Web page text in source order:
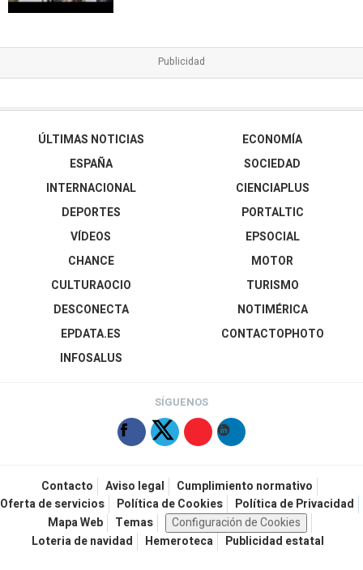
ÚLTIMAS NOTICIAS
ESPAÑA
INTERNACIONAL
DEPORTES
VÍDEOS
ECONOMÍA
SOCIEDAD
CIENCIAPLUS
PORTALTIC
EPSOCIAL
CHANCE
CULTURAOCIO
DESCONECTA
EPDATA.ES
INFOSALUS
MOTOR
TURISMO
NOTIMÉRICA
CONTACTOPHOTO
SÍGUENOS
Contacto Aviso legal
Cumplimiento normativo
Oferta de servicios
Política de Cookies
Política de Privacidad
Mapa Web
Temas
Configuración de Cookies
Loteria de navidad
Hemeroteca Publicidad estatal